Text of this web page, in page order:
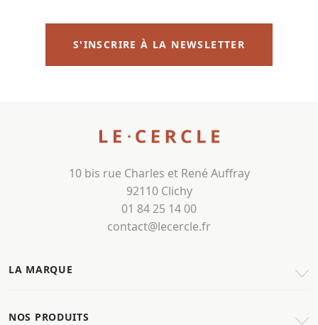
S'INSCRIRE À LA NEWSLETTER
10 bis rue Charles et René Auffray
92110 Clichy
01 84 25 14 00
contact@lecercle.fr
LA MARQUE
NOS PRODUITS